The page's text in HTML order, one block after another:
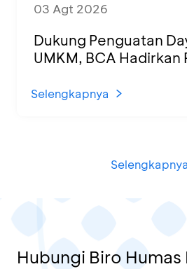
03 Agt 2026
Dukung Penguatan
UMKM, BCA Hadirkan
di KCU Tanjung Priok
Selengkapnya
Selengkapnya
Hubungi Biro Humas